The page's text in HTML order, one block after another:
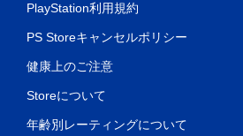
PlayStation利用規約
PS Storeキャンセルポリシー
健康上のご注意
Storeについて
年齢別レーティングについて